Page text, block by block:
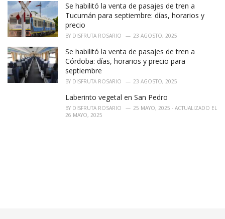
Se habilitó la venta de pasajes de tren a
Tucumán para septiembre: días, horarios y
precio
BY DISFRUTA ROSARIO 23 AGOSTO, 2025
Se habilitó la venta de pasajes de tren a
Córdoba: días, horarios y precio para
septiembre
BY DISFRUTA ROSARIO 23 AGOSTO, 2025
Laberinto vegetal en San Pedro
BY DISFRUTA ROSARIO
25 MAYO, 2025 - ACTUALIZADO EL
26 MAYO, 2025